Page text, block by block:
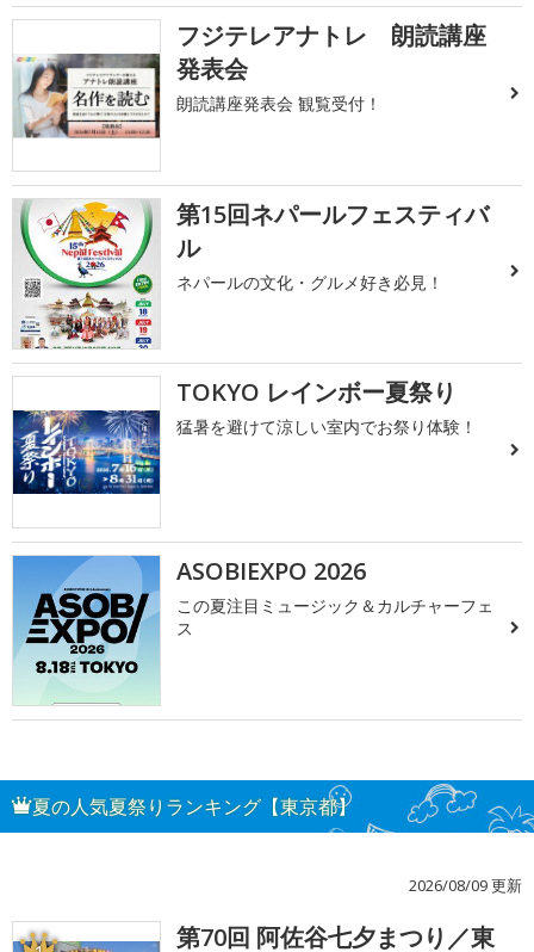
フジテレアナトレ 朗読講座
発表会
朗読講座発表会 観覧受付！
第15回ネパールフェスティバ
ル
ネパールの文化・グルメ好き必見！
TOKYO レインボー夏祭り
猛暑を避けて涼しい室内でお祭り体験！
ASOBIEXPO 2026
この夏注目ミュージック＆カルチャーフェ
ス
夏の人気夏祭りランキング【東京都】
2026/08/09 更新
第70回 阿佐谷七夕まつり／東